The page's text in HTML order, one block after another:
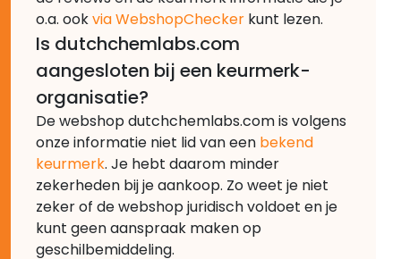
o.a. ookvia WebshopChecker kunt lezen.
Is dutchchemlabs.com
aangesloten bij een keurmerk-
organisatie?
De webshop dutchchemlabs.com is volgens
onze informatie niet lid van een bekend
keurmerk. Je hebt daarom minder
zekerheden bij je aankoop. Zo weet je niet
zeker of de webshop juridisch voldoet en je
kunt geen aanspraak maken op
geschilbemiddeling.